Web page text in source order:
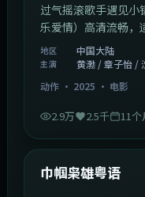
过气摇滚歌手遇见小
乐爱情）高清流畅，
地区 中国大陆
主演
黄渤 / 章子怡 /
动作· 2025 · 电影
2.9万 2.5千 11个
最新
巾帼枭雄粤语